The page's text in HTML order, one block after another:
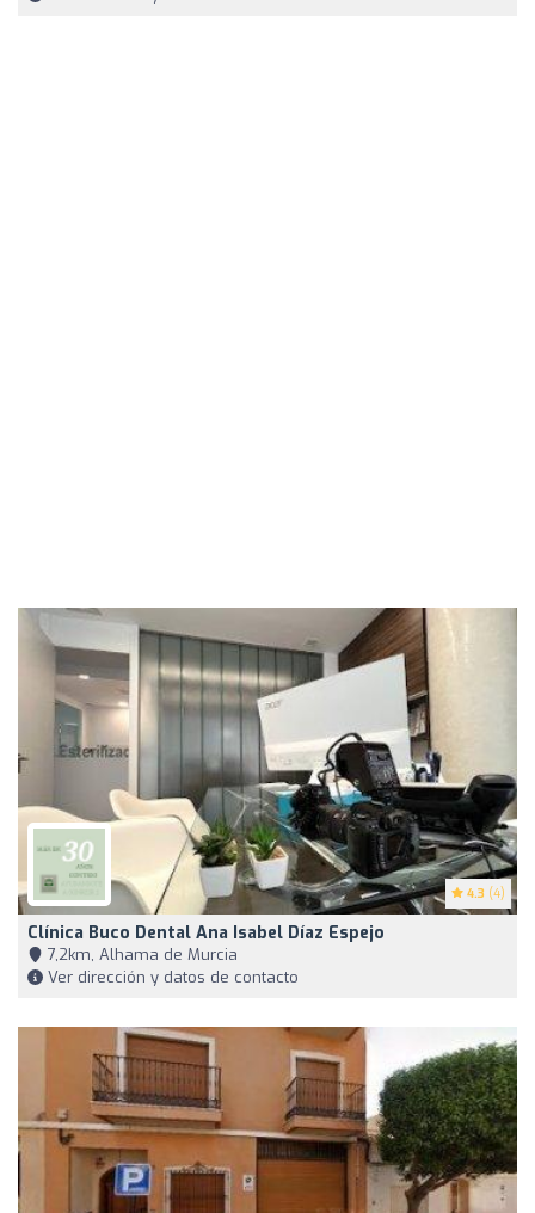
4.3 (4)
Clínica Buco Dental Ana Isabel Díaz Espejo
7,2km, Alhama de Murcia
Ver dirección y datos de contacto